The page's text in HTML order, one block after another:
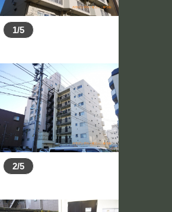
1/5
2/5